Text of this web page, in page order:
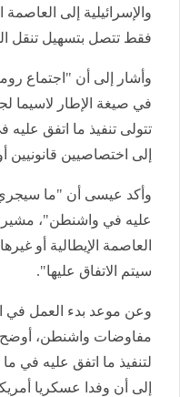
والإسرائيلية إلى
فقط تتصل بتسهيل تنقل
وأشار إلى أن "اجتماع
في صيغة الإطار
تتولى تنفيذ ما اتفق
إلى اختصاصيين قانونيين
وأكد عيسى أن "ما
عليه في واشنطن"،
العاصمة الإيطالية أو
سيتم الاتفاق عليها".
وعن موعد بدء العمل في
مفاوضات واشنطن،
لتنفيذ ما اتفق عليه في
إلى أن وفدا عسكريا